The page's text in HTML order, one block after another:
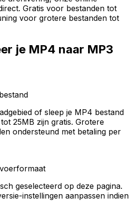
Gratis voor bestanden tot
voor grotere bestanden tot
je MP4 naar MP3
of sleep je MP4 bestand
25MB zijn gratis. Grotere
ondersteund met betaling per
geselecteerd op deze pagina.
instellingen aanpassen indien